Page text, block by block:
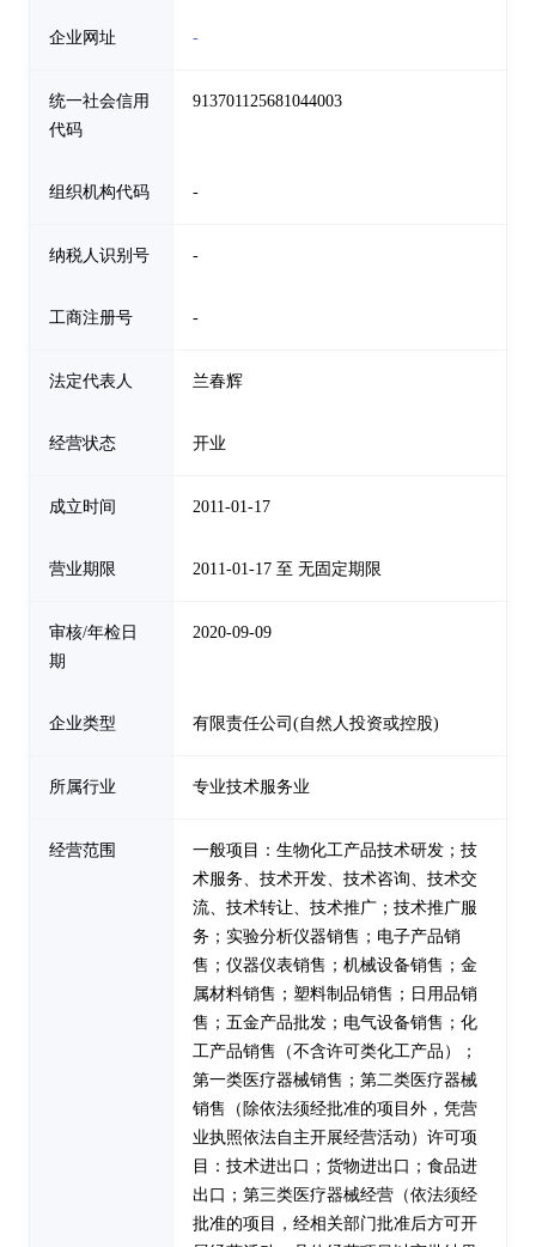
企业网址 -
统一社会信用
代码
913701125681044003
组织机构代码 -
纳税人识别号 -
工商注册号 -
法定代表人 兰春辉
经营状态 开业
成立时间 2011-01-17
营业期限 2011-01-17 至 无固定期限
审核/年检日
期
2020-09-09
企业类型 有限责任公司(自然人投资或控股)
所属行业 专业技术服务业
经营范围
一般项目：生物化工产品技术研发；技
术服务、技术开发、技术咨询、技术交
流、技术转让、技术推广；技术推广服
务；实验分析仪器销售；电子产品销
售；仪器仪表销售；机械设备销售；金
属材料销售；塑料制品销售；日用品销
售；五金产品批发；电气设备销售；化
工产品销售（不含许可类化工产品）；
第一类医疗器械销售；第二类医疗器械
销售（除依法须经批准的项目外，凭营
业执照依法自主开展经营活动）许可项
目：技术进出口；货物进出口；食品进
出口；第三类医疗器械经营（依法须经
批准的项目，经相关部门批准后方可开